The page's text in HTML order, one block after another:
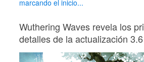
marcando el inicio...
Wuthering Waves revela los
detalles de la actualización 3.6